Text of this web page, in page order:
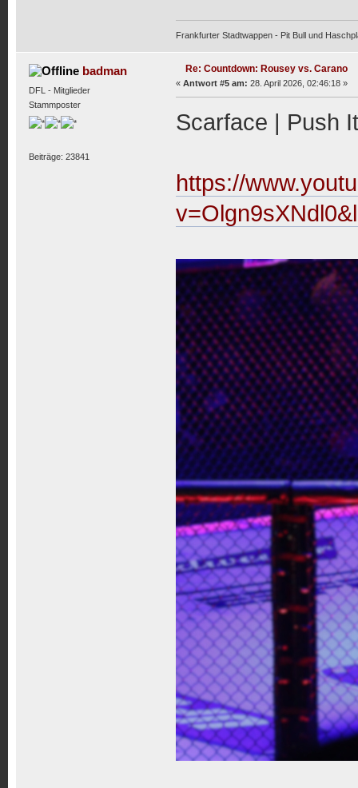
Frankfurter Stadtwappen - Pit Bull und
badman
DFL - Mitglieder
Stammposter
Beiträge: 23841
Re: Countdown: Rousey vs. Carano
« Antwort #5 am: 28. April 2026, 02:46:18 »
Scarface | Push
https://